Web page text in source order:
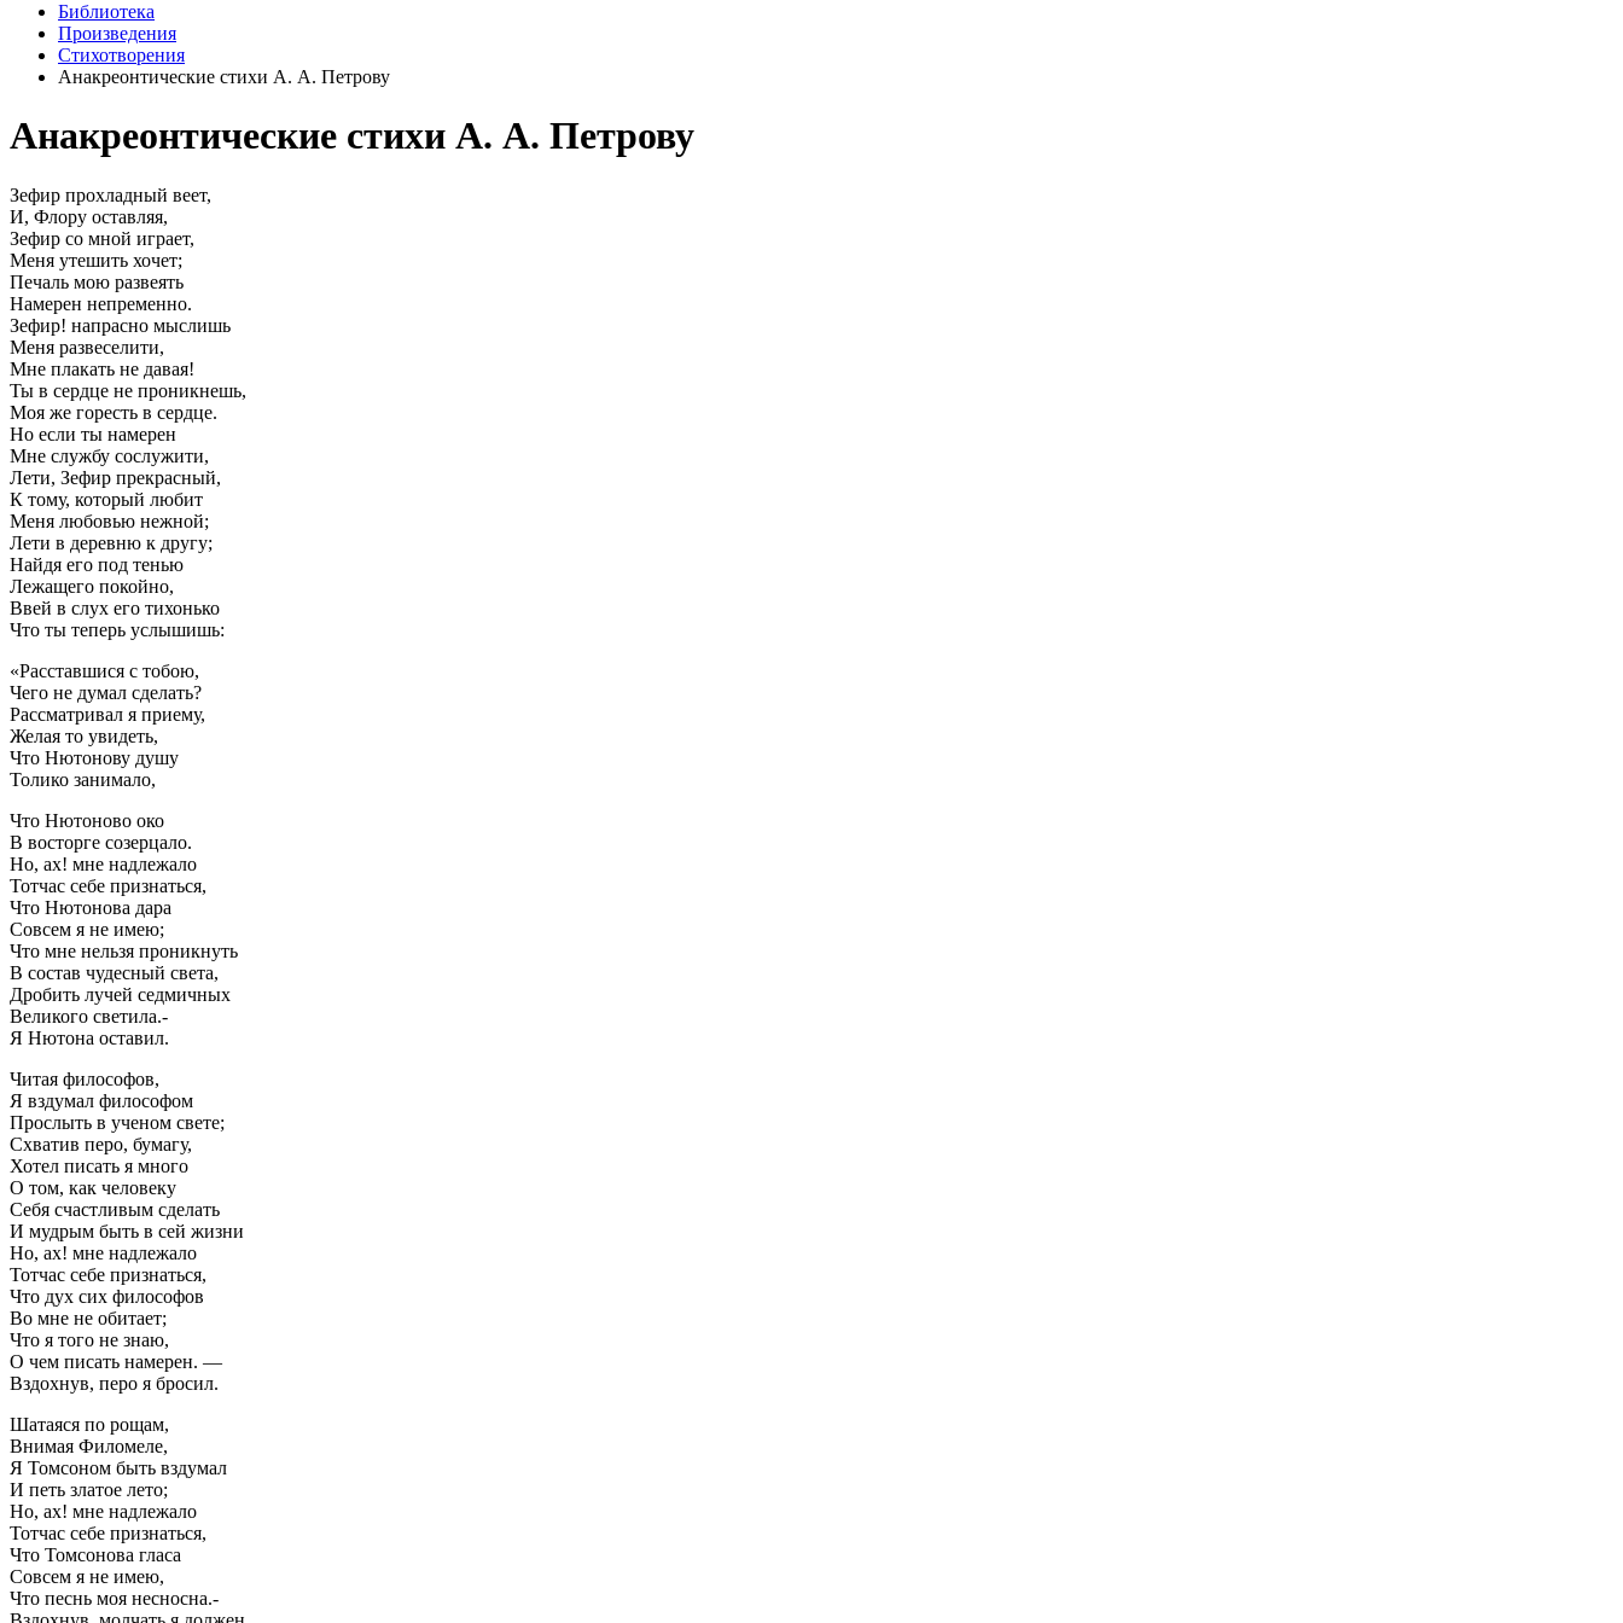
Библиотека
Произведения
Стихотворения
Анакреонтические стихи А. А. Петрову
Анакреонтические стихи А. А. Петрову
Зефир прохладный веет,
И, Флору оставляя,
Зефир со мной играет,
Меня утешить хочет;
Печаль мою развеять
Намерен непременно.
Зефир! напрасно мыслишь
Меня развеселити,
Мне плакать не давая!
Ты в сердце не проникнешь,
Моя же горесть в сердце.
Но если ты намерен
Мне службу сослужити,
Лети, Зефир прекрасный,
К тому, который любит
Меня любовью нежной;
Лети в деревню к другу;
Найдя его под тенью
Лежащего покойно,
Ввей в слух его тихонько
Что ты теперь услышишь:
«Расставшися с тобою,
Чего не думал сделать?
Рассматривал я приему,
Желая то увидеть,
Что Нютонову душу
Толико занимало,
Что Нютоново око
В восторге созерцало.
Но, ах! мне надлежало
Тотчас себе признаться,
Что Нютонова дара
Совсем я не имею;
Что мне нельзя проникнуть
В состав чудесный света,
Дробить лучей седмичных
Великого светила.-
Я Нютона оставил.
Читая философов,
Я вздумал философом
Прослыть в ученом свете;
Схватив перо, бумагу,
Хотел писать я много
О том, как человеку
Себя счастливым сделать
И мудрым быть в сей жизни
Но, ах! мне надлежало
Тотчас себе признаться,
Что дух сих философов
Во мне не обитает;
Что я того не знаю,
О чем писать намерен. —
Вздохнув, перо я бросил.
Шатаяся по рощам,
Внимая Филомеле,
Я Томсоном быть вздумал
И петь златое лето;
Но, ах! мне надлежало
Тотчас себе признаться,
Что Томсонова гласа
Совсем я не имею,
Что песнь моя несносна.-